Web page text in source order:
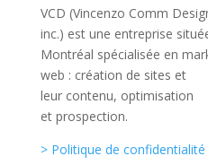
VCD (Vincenzo Comm
inc.) est une entreprise
Montréal spécialisée en
web : création de sites et
leur contenu, optimisation
et prospection.
> Politique de confidentialité